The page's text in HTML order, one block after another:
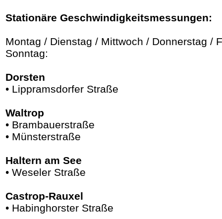
Stationäre Geschwindigkeitsmessungen:
Montag / Dienstag / Mittwoch / Donnerstag /
Sonntag:
Dorsten
• Lippramsdorfer Straße
Waltrop
• Brambauerstraße
• Münsterstraße
Haltern am See
• Weseler Straße
Castrop-Rauxel
• Habinghorster Straße